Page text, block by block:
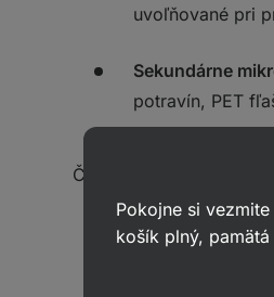
uvoľňované pri
Sekundárne
potravín, PET
Čo sa týka materiálu,
polyetylén (PE)
Pokojne si
košík plný,